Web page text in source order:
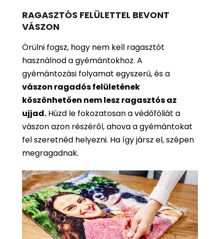
RAGASZTÓS FELÜLETTEL BEVONT
VÁSZON
Örülni fogsz, hogy nem kell ragasztót
használnod a gyémántokhoz. A
gyémántozási folyamat egyszerű, és a
vászon ragadós felületének
köszönhetően nem lesz ragasztós az
ujjad. Húzd le fokozatosan a védőfóliát a
vászon azon részéről, ahova a gyémántokat
fel szeretnéd helyezni. Ha így jársz el, szépen
megragadnak.